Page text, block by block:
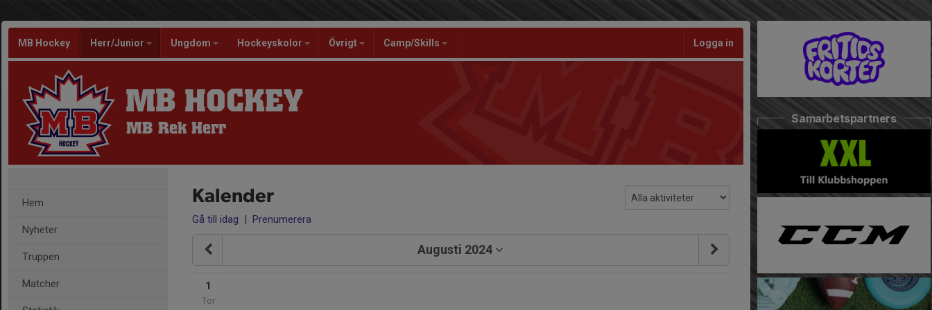
MB Hockey Herr/Junior Ungdom Hockeyskolor Övrigt Camp/Skills Logga in
MB HOCKEY
MB Rek Herr
Hem
Nyheter
Truppen
Matcher
Kalender
Gå till idag | Prenumerera
Augusti 2024
1
Tor
Samarbetspartners